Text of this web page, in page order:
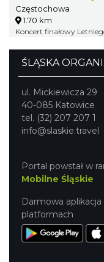
Częstochowa
1.70 km
Koncert finałowy
ŚLĄSKA
ul. Mickiewicza 29
40-085 Katowice
tel. (32) 207 207 1
info@slaskie.travel
Portal powstał w
Mobilne Śląskie
Darmowa aplikacja
platformach